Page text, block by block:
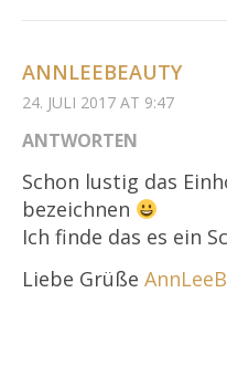
ANNLEEBEAUTY
24. JULI 2017 AT 9:47
ANTWORTEN
Schon lustig das
bezeichnen
Ich finde das es ein
Liebe Grüße